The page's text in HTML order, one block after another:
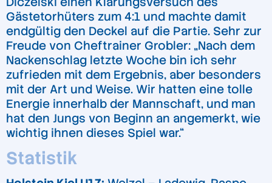
Gästetorhüters zum 4:1 und machte damit
endgültig den Deckel auf die Partie. Sehr zur
Freude von Cheftrainer Grobler: „Nach dem
Nackenschlag letzte Woche bin ich sehr
zufrieden mit dem Ergebnis, aber besonders
mit der Art und Weise. Wir hatten eine tolle
Energie innerhalb der Mannschaft, und man
hat den Jungs von Beginn an angemerkt, wie
wichtig ihnen dieses Spiel war.“
Statistik